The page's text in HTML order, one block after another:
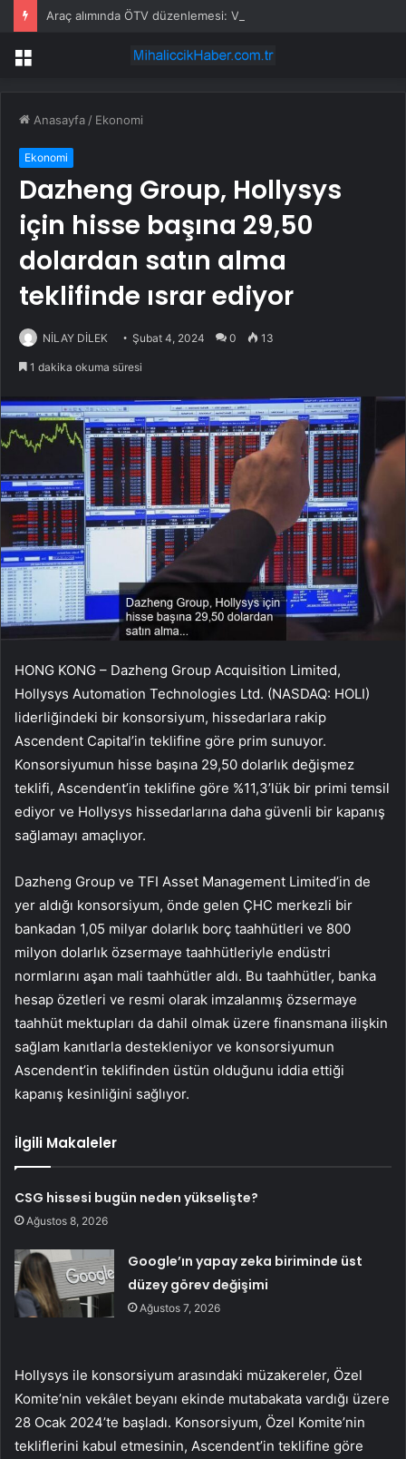
Menü
Anasayfa / Ekonomi
Ekonomi
Dazheng Group, Hollysys
için hisse başına 29,50
dolardan satın alma
teklifinde ısrar ediyor
NİLAY DİLEK Şubat 4, 2024 0 13
1 dakika okuma süresi
HONG KONG – Dazheng Group Acquisition Limited,
Hollysys Automation Technologies Ltd. (NASDAQ: HOLI)
liderliğindeki bir konsorsiyum, hissedarlara rakip
Ascendent Capital’in teklifine göre prim sunuyor.
Konsorsiyumun hisse başına 29,50 dolarlık değişmez
teklifi, Ascendent’in teklifine göre %11,3’lük bir primi temsil
ediyor ve Hollysys hissedarlarına daha güvenli bir kapanış
sağlamayı amaçlıyor.
Dazheng Group ve TFI Asset Management Limited’in de
yer aldığı konsorsiyum, önde gelen ÇHC merkezli bir
bankadan 1,05 milyar dolarlık borç taahhütleri ve 800
milyon dolarlık özsermaye taahhütleriyle endüstri
normlarını aşan mali taahhütler aldı. Bu taahhütler, banka
hesap özetleri ve resmi olarak imzalanmış özsermaye
taahhüt mektupları da dahil olmak üzere finansmana ilişkin
sağlam kanıtlarla destekleniyor ve konsorsiyumun
Ascendent’in teklifinden üstün olduğunu iddia ettiği
kapanış kesinliğini sağlıyor.
İlgili Makaleler
CSG hissesi bugün neden yükselişte?
Ağustos 8, 2026
Google’ın yapay zeka biriminde üst
düzey görev değişimi
Ağustos 7, 2026
Hollysys ile konsorsiyum arasındaki müzakereler, Özel
Komite’nin vekâlet beyanı ekinde mutabakata vardığı üzere
28 Ocak 2024’te başladı. Konsorsiyum, Özel Komite’nin
tekliflerini kabul etmesinin, Ascendent’in teklifine göre